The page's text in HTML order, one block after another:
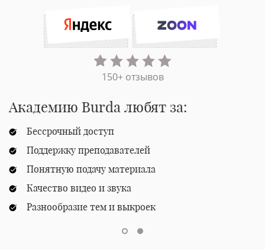
150+ отзывов
Академию Burda любят за:
Бессрочный доступ
Поддержку преподавателей
Понятную подачу материала
Качество видео и звука
Разнообразие тем и выкроек